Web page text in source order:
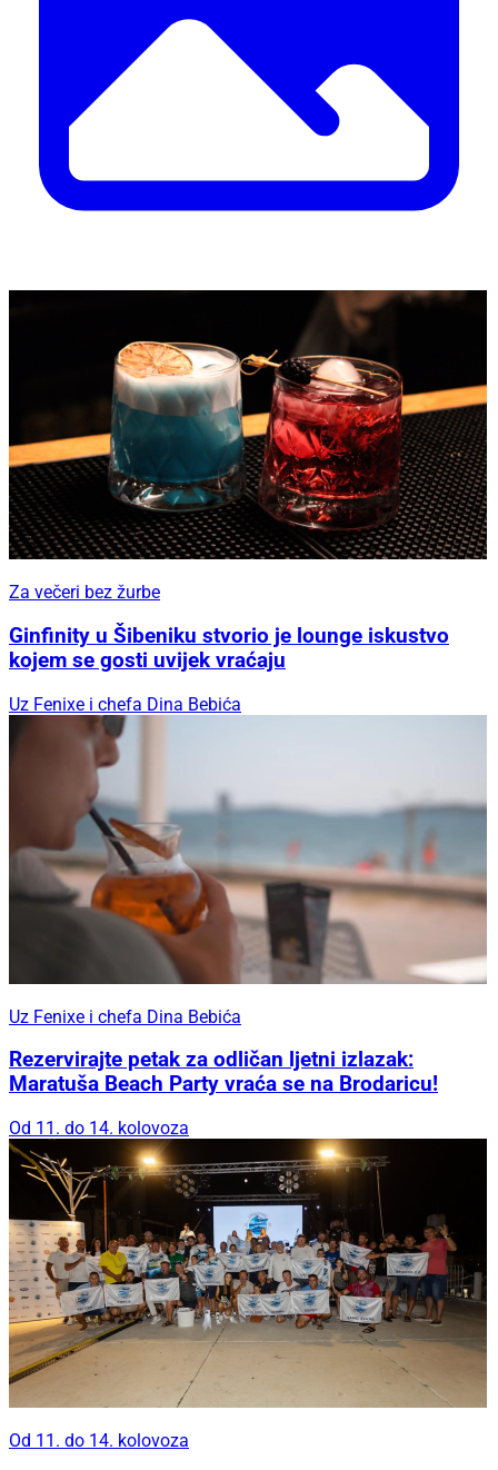
Za večeri bez žurbe
Ginfinity u Šibeniku stvorio je lounge iskustvo
kojem se gosti uvijek vraćaju
Uz Fenixe i chefa Dina Bebića
Uz Fenixe i chefa Dina Bebića
Rezervirajte petak za odličan ljetni izlazak:
Maratuša Beach Party vraća se na Brodaricu!
Od 11. do 14. kolovoza
Od 11. do 14. kolovoza